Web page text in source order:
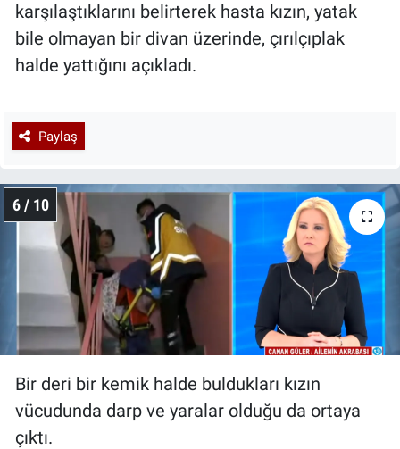
karşılaştıklarını belirterek hasta kızın, yatak
bile olmayan bir divan üzerinde, çırılçıplak
halde yattığını açıkladı.
Paylaş
6 / 10
Bir deri bir kemik halde buldukları kızın
vücudunda darp ve yaralar olduğu da ortaya
çıktı.